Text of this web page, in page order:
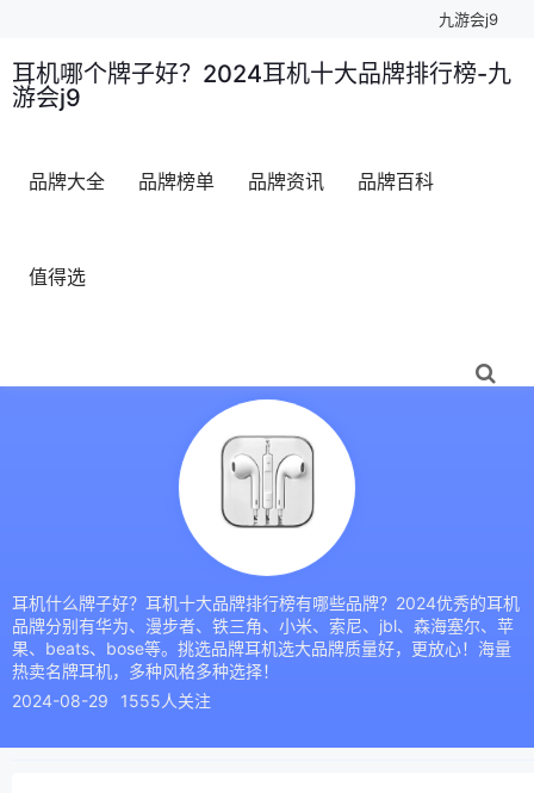
九游会j9
耳机哪个牌子好？2024耳机十大品牌排行榜-九
游会j9
品牌大全 品牌榜单 品牌资讯 品牌百科
值得选
耳机什么牌子好？耳机十大品牌排行榜有哪些品牌？2024优秀的耳机
品牌分别有华为、漫步者、铁三角、小米、索尼、jbl、森海塞尔、苹
果、beats、bose等。挑选品牌耳机选大品牌质量好，更放心！海量
热卖名牌耳机，多种风格多种选择！
2024-08-29
1555人关注